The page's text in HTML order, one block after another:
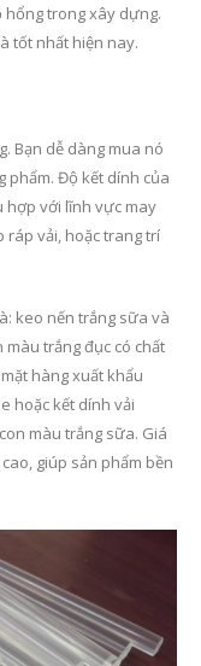
hổng trong xây dựng.
tốt nhất hiện nay.
Bạn dễ dàng mua nó
phẩm. Độ kết dính của
hợp với lĩnh vực may
ráp vải, hoặc trang trí
keo nến trắng sữa và
trắng đục có chất
hàng xuất khẩu
hoặc kết dính vải
màu trắng sữa. Giá
giúp sản phẩm bền